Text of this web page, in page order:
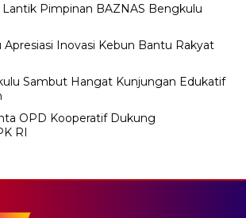
Pimpinan BAZNAS Bengkulu
Inovasi Kebun Bantu Rakyat
Sambut Hangat Kunjungan Edukatif
OPD Kooperatif Dukung
RI